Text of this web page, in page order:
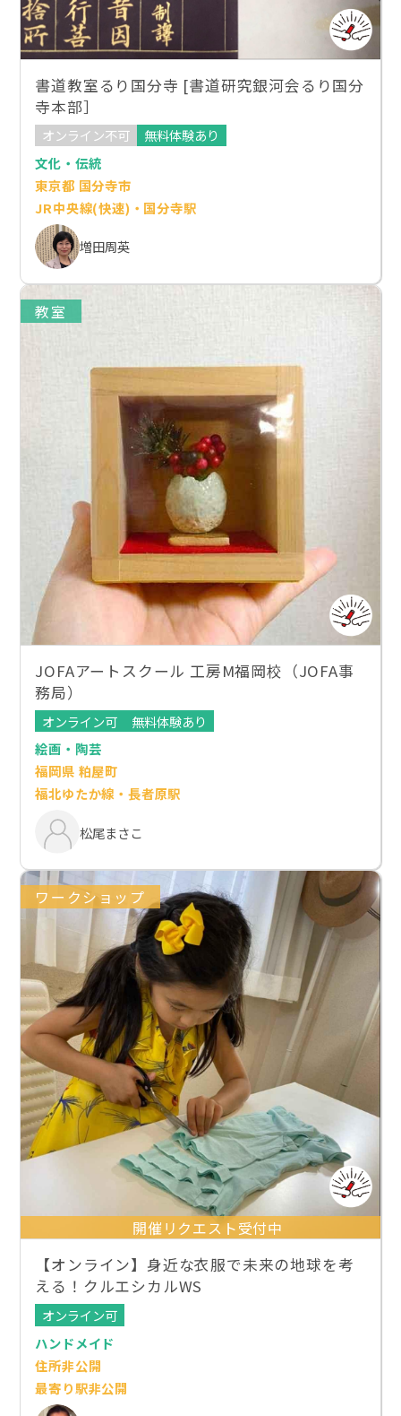
書道教室るり国分寺 [書道研究銀河会るり国分
寺本部］
オンライン不可
無料体験あり
文化・伝統
東京都 国分寺市
JR中央線(快速)・国分寺駅
増田周英
教室
JOFAアートスクール 工房M福岡校（JOFA事
務局）
オンライン可
無料体験あり
絵画・陶芸
福岡県 粕屋町
福北ゆたか線・長者原駅
松尾まさこ
ワークショップ
開催リクエスト受付中
【オンライン】身近な衣服で未来の地球を考
える！クルエシカルWS
オンライン可
ハンドメイド
住所非公開
最寄り駅非公開